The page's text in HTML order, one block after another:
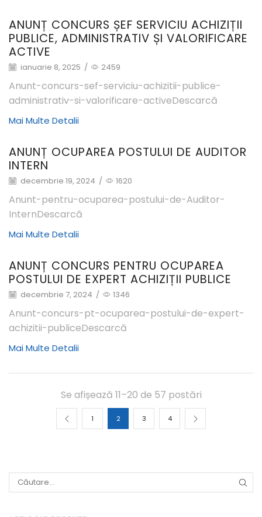
ANUNȚ CONCURS ȘEF SERVICIU ACHIZIȚII
PUBLICE, ADMINISTRATIV ȘI VALORIFICARE
ACTIVE
ianuarie 8, 2025 / 2459
Anunt-concurs-sef-serviciu-achizitii-publice-
administrativ-si-valorificare-activeDescarcă
Mai Multe Detalii
ANUNȚ OCUPAREA POSTULUI DE AUDITOR
INTERN
decembrie 19, 2024 / 1620
Anunt-pentru-ocuparea-postului-de-Auditor-
InternDescarcă
Mai Multe Detalii
ANUNȚ CONCURS PENTRU OCUPAREA
POSTULUI DE EXPERT ACHIZIȚII PUBLICE
decembrie 7, 2024 / 1346
Anunt-concurs-pt-ocuparea-postului-de-expert-
achizitii-publiceDescarcă
Mai Multe Detalii
Se afișează 11–20 de 57 postări
1 2 3 4